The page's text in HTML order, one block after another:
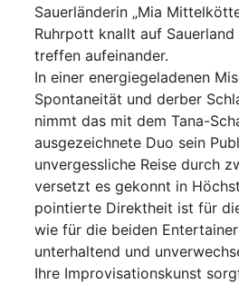
Sauerländerin „Mia
Ruhrpott knallt auf
treffen aufeinander.
In einer energiegeladenen
Spontaneität und derber
nimmt das mit dem Tana-
ausgezeichnete Duo sein
unvergessliche Reise durch
versetzt es gekonnt in
pointierte Direktheit ist für
wie für die beiden
unterhaltend und
Ihre Improvisationskunst